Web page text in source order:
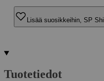
Lisää suosikkeihin, SP
Tuotetiedot